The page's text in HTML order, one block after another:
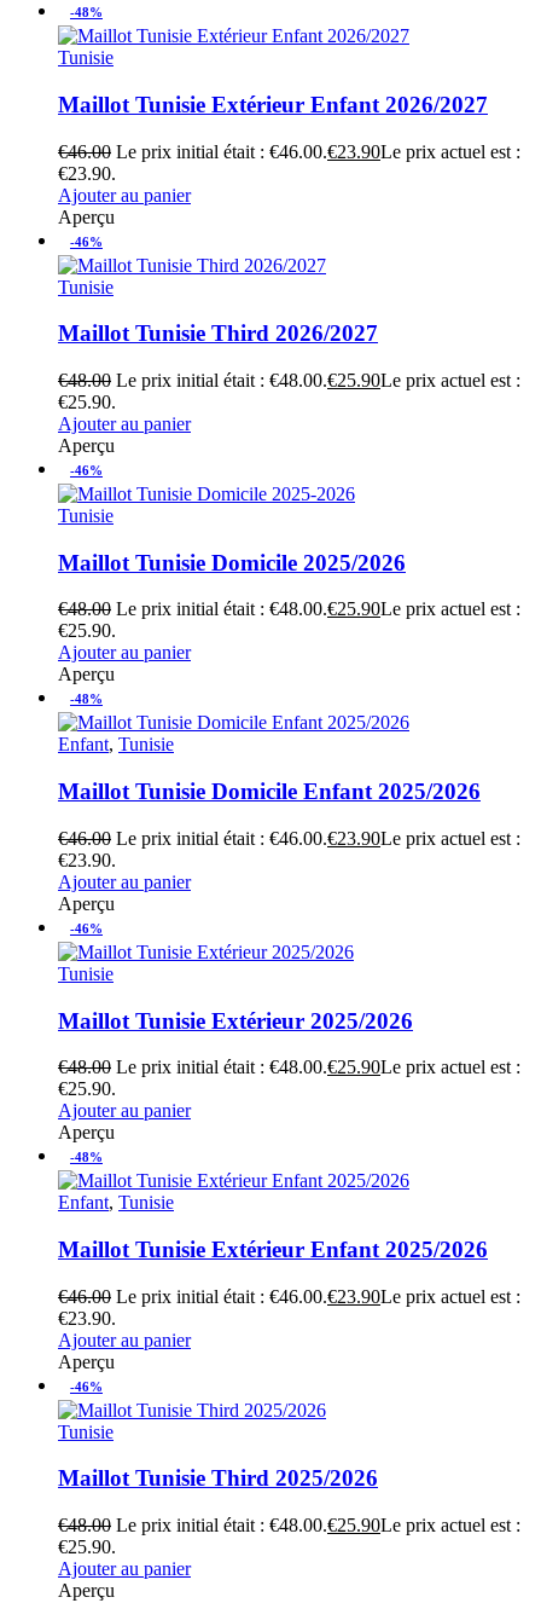
-48%
Tunisie
Maillot Tunisie Extérieur Enfant 2026/2027
€46.00 Le prix initial était : €46.00.€23.90Le prix actuel est :
€23.90.
Ajouter au panier
Aperçu
-46%
Tunisie
Maillot Tunisie Third 2026/2027
€48.00 Le prix initial était : €48.00.€25.90Le prix actuel est :
€25.90.
Ajouter au panier
Aperçu
-46%
Tunisie
Maillot Tunisie Domicile 2025/2026
€48.00 Le prix initial était : €48.00.€25.90Le prix actuel est :
€25.90.
Ajouter au panier
Aperçu
-48%
Enfant, Tunisie
Maillot Tunisie Domicile Enfant 2025/2026
€46.00 Le prix initial était : €46.00.€23.90Le prix actuel est :
€23.90.
Ajouter au panier
Aperçu
-46%
Tunisie
Maillot Tunisie Extérieur 2025/2026
€48.00 Le prix initial était : €48.00.€25.90Le prix actuel est :
€25.90.
Ajouter au panier
Aperçu
-48%
Enfant, Tunisie
Maillot Tunisie Extérieur Enfant 2025/2026
€46.00 Le prix initial était : €46.00.€23.90Le prix actuel est :
€23.90.
Ajouter au panier
Aperçu
-46%
Tunisie
Maillot Tunisie Third 2025/2026
€48.00 Le prix initial était : €48.00.€25.90Le prix actuel est :
€25.90.
Ajouter au panier
Aperçu